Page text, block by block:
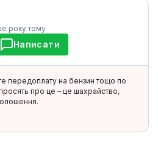
року тому
Написати
передоплату на бензин тощо по
про це – це шахрайство,